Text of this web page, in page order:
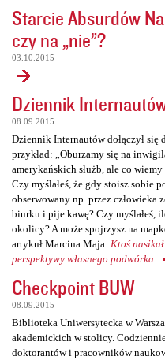
Starcie Absurdów
czy na „nie”?
03.10.2015
Dziennik
08.09.2015
Dziennik Internautów dołączył się
przykład: „Oburzamy się na
amerykańskich służb, ale co
Czy myślałeś, że gdy stoisz sobie
obserwowany np. przez
biurku i pije kawę? Czy myślałeś,
okolicy? A może spojrzysz na
artykuł Marcina Maja: Ktoś
perspektywy własnego podwórka
Checkpoint BUW
08.09.2015
Biblioteka Uniwersytecka w
akademickich w stolicy.
doktorantów i pracowników